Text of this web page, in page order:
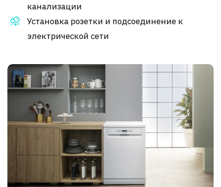
канализации
Установка розетки и подсоединение к
электрической сети